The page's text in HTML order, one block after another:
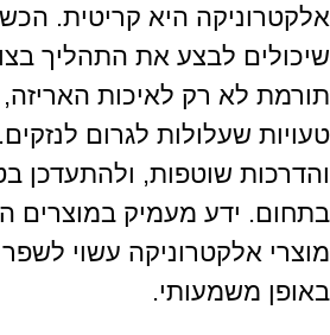
אלקטרוניקה היא קריטית.
שיכולים לבצע את התהליך
תורמת לא רק לאיכות
טעויות שעלולות לגרום
והדרכות שוטפות, ולהתעדכן
בתחום. ידע מעמיק במוצרים
מוצרי אלקטרוניקה עשוי
באופן משמעותי.